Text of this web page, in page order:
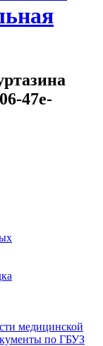
47e-
медицинской
по ГБУЗ